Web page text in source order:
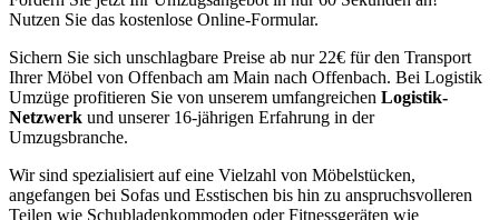
Nutzen Sie das kostenlose Online-Formular.
Sichern Sie sich unschlagbare Preise ab nur 22€ für den Transport
Ihrer Möbel von Offenbach am Main nach Offenbach. Bei Logistik
Umzüge profitieren Sie von unserem umfangreichen Logistik-
Netzwerk und unserer 16-jährigen Erfahrung in der
Umzugsbranche.
Wir sind spezialisiert auf eine Vielzahl von Möbelstücken,
angefangen bei Sofas und Esstischen bis hin zu anspruchsvolleren
Teilen wie Schubladenkommoden oder Fitnessgeräten wie